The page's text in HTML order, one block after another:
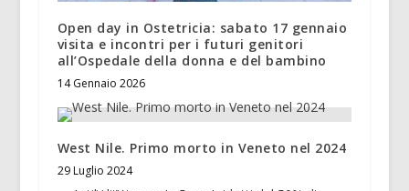
Open day in Ostetricia: sabato 17 gennaio
visita e incontri per i futuri genitori
all’Ospedale della donna e del bambino
14 Gennaio 2026
West Nile. Primo morto in Veneto nel 2024
29 Luglio 2024